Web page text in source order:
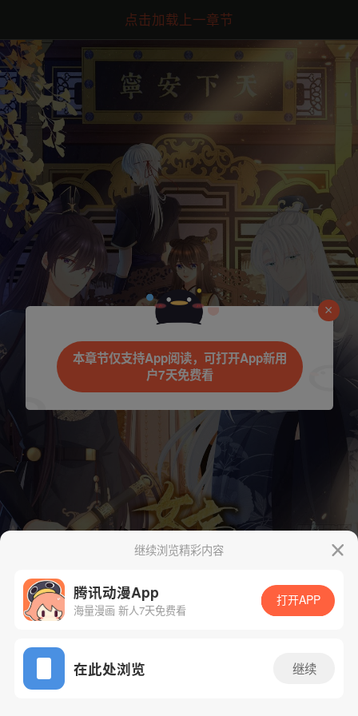
点击加载上一章节
App免费看
下一话 腾漫App免费看
继续浏览精彩内容
腾讯动漫App
海量漫画 新人7天免费看
打开APP
在此处浏览 继续
本章节仅支持App阅读，可打开App新用
户7天免费看
是否前往腾漫App继续阅读
立即前往